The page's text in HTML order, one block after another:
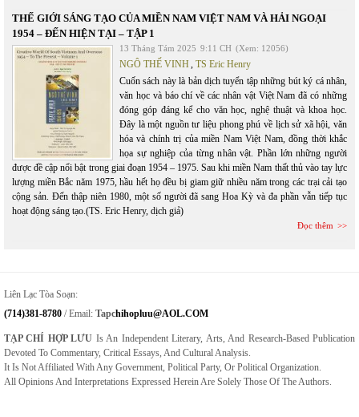
THẾ GIỚI SÁNG TẠO CỦA MIỀN NAM VIỆT NAM VÀ HẢI NGOẠI
1954 – ĐẾN HIỆN TẠI – TẬP 1
13 Tháng Tám 2025 9:11 CH (Xem: 12056)
NGÔ THẾ VINH, TS Eric Henry
Cuốn sách này là bản dịch tuyển tập những bút ký cá nhân,
văn học và báo chí về các nhân vật Việt Nam đã có những
đóng góp đáng kể cho văn học, nghệ thuật và khoa học.
Đây là một nguồn tư liệu phong phú về lịch sử xã hội, văn
hóa và chính trị của miền Nam Việt Nam, đồng thời khắc
họa sự nghiệp của từng nhân vật. Phần lớn những người
được đề cập nổi bật trong giai đoạn 1954 – 1975. Sau khi miền Nam thất thủ vào tay lực
lượng miền Bắc năm 1975, hầu hết họ đều bị giam giữ nhiều năm trong các trại cải tạo
cộng sản. Đến thập niên 1980, một số người đã sang Hoa Kỳ và đa phần vẫn tiếp tục
hoạt động sáng tạo.(TS. Eric Henry, dịch giả)
Đọc thêm
Liên Lạc Tòa Soạn:
(714)381-8780 / Email: TapcHihopluu@AOL.COM
TẠP CHÍ HỢP LƯU Is An Independent Literary, Arts, And Research-Based Publication
Devoted To Commentary, Critical Essays, And Cultural Analysis.
It Is Not Affiliated With Any Government, Political Party, Or Political Organization.
All Opinions And Interpretations Expressed Herein Are Solely Those Of The Authors.